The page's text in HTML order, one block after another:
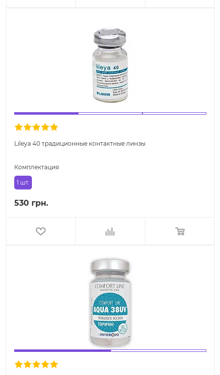
Lileya 40 традиционные контактные линзы
Комплектация
1 шт.
530 грн.